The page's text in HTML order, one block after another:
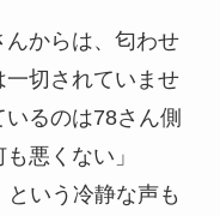
からは、匂わせ
切されていませ
るのは78さん側
悪くない」
という冷静な声も